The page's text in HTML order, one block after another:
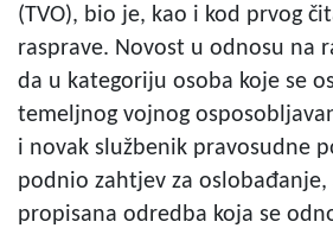
(TVO), bio je, kao i kod prvog
rasprave. Novost u odnosu na
da u kategoriju osoba koje se
temeljnog vojnog
i novak službenik pravosudne
podnio zahtjev za
propisana odredba koja se